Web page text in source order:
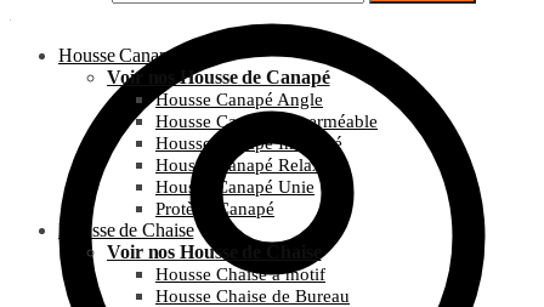
Housse Canapé
Voir nos Housse de Canapé
Housse Canapé Angle
Housse Canapé Imperméable
Housse Canapé Imprimé
Housse Canapé Relax
Housse Canapé Unie
Protège Canapé
Housse de Chaise
Voir nos Housse de Chaise
Housse Chaise à motif
Housse Chaise de Bureau